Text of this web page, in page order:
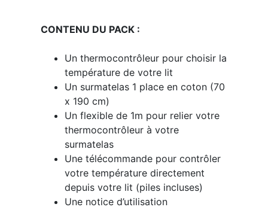
CONTENU DU PACK :
Un thermocontrôleur pour choisir la
température de votre lit
Un surmatelas 1 place en coton (70
x 190 cm)
Un flexible de 1m pour relier votre
thermocontrôleur à votre
surmatelas
Une télécommande pour contrôler
votre température directement
depuis votre lit (piles incluses)
Une notice d’utilisation